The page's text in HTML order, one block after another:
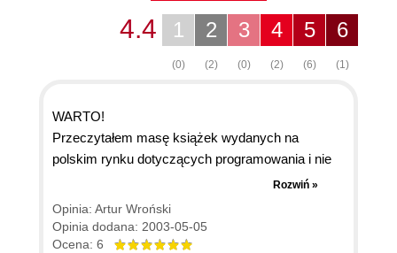
6
(1)
5
(6)
4
(2)
3
(0)
2
(2)
1
(0)
4.4
WARTO!
Przeczytałem masę książek wydanych na
polskim rynku dotyczących programowania i nie
boje się przyznać tej publikacji oceny WYBITNA!
Lekturę tą czyta się niesamowicie przyjemnie,
można pochłonąć ją w jeden wieczór. W dodatku
nie jest konieczne studiowanie jej przy
Rozwiń »
Opinia: Artur Wroński
Opinia dodana: 2003-05-05
Ocena: 6